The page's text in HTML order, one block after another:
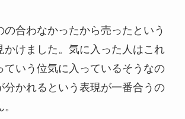
の合わなかったから売ったという
かけました。気に入った人はこれ
ていう位気に入っているそうなの
分かれるという表現が一番合うの